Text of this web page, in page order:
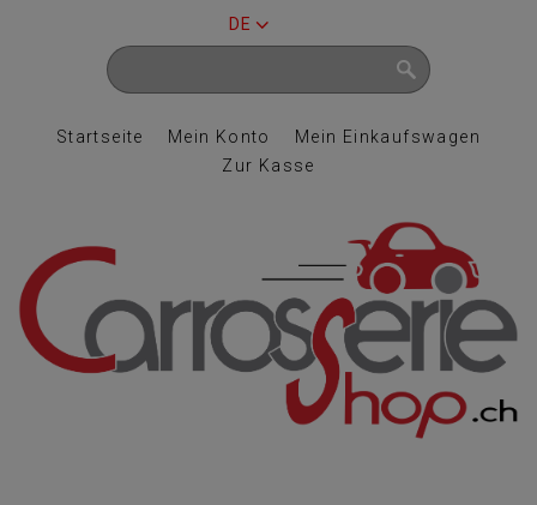
DE
Startseite Mein Konto
Mein Einkaufswagen
Zur Kasse